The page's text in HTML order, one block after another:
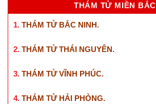
THÁM TỬ MIỀN BẮC
1. THÁM TỬ BẮC NINH.
2. THÁM TỬ THÁI NGUYÊN.
3. THÁM TỬ VĨNH PHÚC.
4. THÁM TỬ HẢI PHÒNG.